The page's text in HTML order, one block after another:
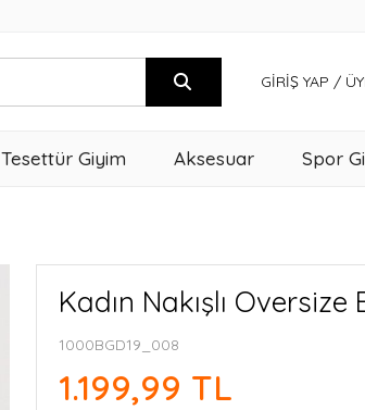
GIRIŞ YAP /
Tesettür Giyim Aksesuar Spor
Kadın Nakışlı
1000BGD19_008
1.199,99 TL